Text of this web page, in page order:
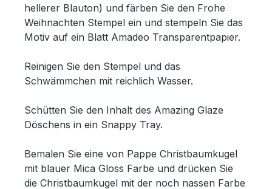
hellerer Blauton) und färben Sie den Frohe
Weihnachten Stempel ein und stempeln Sie das
Motiv auf ein Blatt Amadeo Transparentpapier.
Reinigen Sie den Stempel und das
Schwämmchen mit reichlich Wasser.
Schütten Sie den Inhalt des Amazing Glaze
Döschens in ein Snappy Tray.
Bemalen Sie eine von Pappe Christbaumkugel
mit blauer Mica Gloss Farbe und drücken Sie
die Christbaumkugel mit der noch nassen Farbe